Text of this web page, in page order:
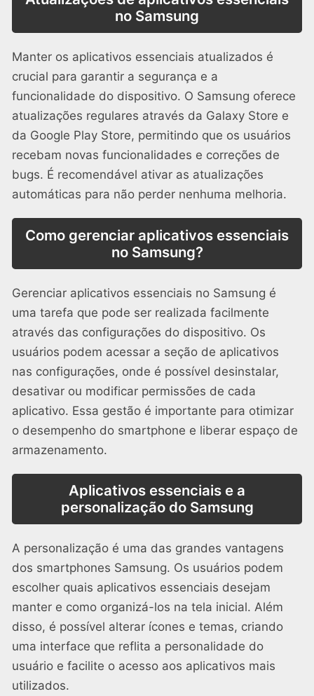
no Samsung
Manter os aplicativos essenciais atualizados é
crucial para garantir a segurança e a
funcionalidade do dispositivo. O Samsung oferece
atualizações regulares através da Galaxy Store e
da Google Play Store, permitindo que os usuários
recebam novas funcionalidades e correções de
bugs. É recomendável ativar as atualizações
automáticas para não perder nenhuma melhoria.
Como gerenciar aplicativos essenciais
no Samsung?
Gerenciar aplicativos essenciais no Samsung é
uma tarefa que pode ser realizada facilmente
através das configurações do dispositivo. Os
usuários podem acessar a seção de aplicativos
nas configurações, onde é possível desinstalar,
desativar ou modificar permissões de cada
aplicativo. Essa gestão é importante para otimizar
o desempenho do smartphone e liberar espaço de
armazenamento.
Aplicativos essenciais e a
personalização do Samsung
A personalização é uma das grandes vantagens
dos smartphones Samsung. Os usuários podem
escolher quais aplicativos essenciais desejam
manter e como organizá-los na tela inicial. Além
disso, é possível alterar ícones e temas, criando
uma interface que reflita a personalidade do
usuário e facilite o acesso aos aplicativos mais
utilizados.